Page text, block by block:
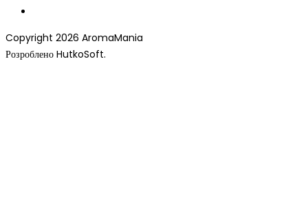
Copyright 2026 AromaMania
Розроблено HutkoSoft.